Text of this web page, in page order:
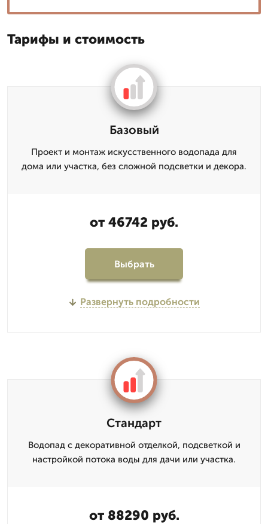
Тарифы и стоимость
Базовый
Проект и монтаж искусственного водопада для
дома или участка, без сложной подсветки и декора.
от 46742 руб.
Выбрать
Развернуть подробности
Стандарт
Водопад с декоративной отделкой, подсветкой и
настройкой потока воды для дачи или участка.
от 88290 руб.